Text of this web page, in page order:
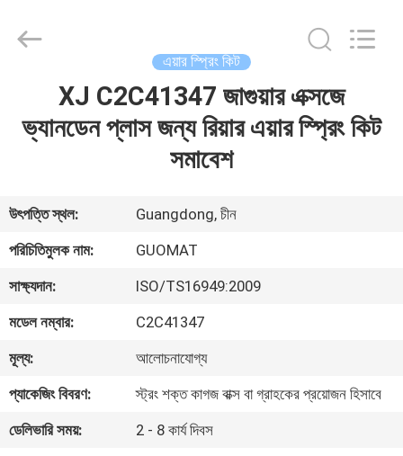
আমাদের
সম্পর্কে
কারখানা
ভ্রমণ
মান
নিয়ন্ত্রণ
এয়ার স্প্রিং কিট
XJ C2C41347 জাগুয়ার এক্সজে
ভ্যানডেন প্লাস জন্য রিয়ার এয়ার স্প্রিং কিট
সমাবেশ
উৎপত্তি স্থল:
Guangdong, চীন
পরিচিতিমুলক নাম:
GUOMAT
সাক্ষ্যদান:
ISO/TS16949:2009
মডেল নম্বার:
C2C41347
মূল্য:
আলোচনাযোগ্য
প্যাকেজিং বিবরণ:
স্ট্রং শক্ত কাগজ বাক্স বা গ্রাহকের প্রয়োজন হিসাবে
ডেলিভারি সময়:
2 - 8 কার্য দিবস